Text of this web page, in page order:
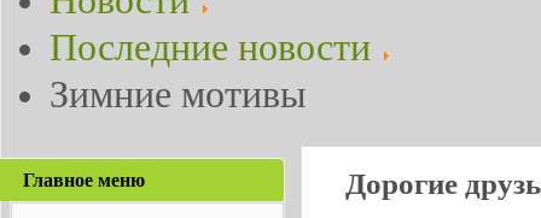
Последние новости
Зимние мотивы
Главное меню
Дорогие